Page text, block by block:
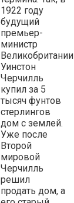
1922 году
будущий
премьер-
министр
Великобритании
Уинстон
Черчилль
купил за 5
тысяч фунтов
стерлингов
дом с землей.
Уже после
Второй
мировой
Черчилль
решил
продать дом, а